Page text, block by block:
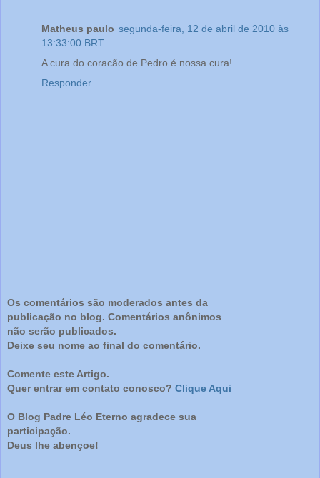
Matheus paulo segunda-feira, 12 de abril de 2010 às
13:33:00 BRT
A cura do coracão de Pedro é nossa cura!
Responder
Os comentários são moderados antes da
publicação no blog. Comentários anônimos
não serão publicados.
Deixe seu nome ao final do comentário.
Comente este Artigo.
Quer entrar em contato conosco? Clique Aqui
O Blog Padre Léo Eterno agradece sua
participação.
Deus lhe abençoe!